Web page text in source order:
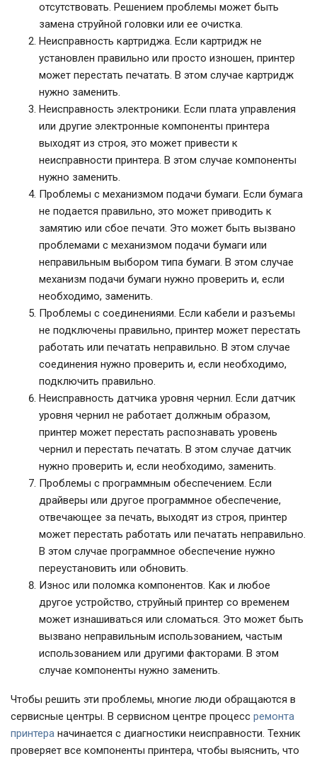
отсутствовать. Решением проблемы может быть
замена струйной головки или ее очистка.
Неисправность картриджа. Если картридж не
установлен правильно или просто изношен, принтер
может перестать печатать. В этом случае картридж
нужно заменить.
Неисправность электроники. Если плата управления
или другие электронные компоненты принтера
выходят из строя, это может привести к
неисправности принтера. В этом случае компоненты
нужно заменить.
Проблемы с механизмом подачи бумаги. Если бумага
не подается правильно, это может приводить к
замятию или сбое печати. Это может быть вызвано
проблемами с механизмом подачи бумаги или
неправильным выбором типа бумаги. В этом случае
механизм подачи бумаги нужно проверить и, если
необходимо, заменить.
Проблемы с соединениями. Если кабели и разъемы
не подключены правильно, принтер может перестать
работать или печатать неправильно. В этом случае
соединения нужно проверить и, если необходимо,
подключить правильно.
Неисправность датчика уровня чернил. Если датчик
уровня чернил не работает должным образом,
принтер может перестать распознавать уровень
чернил и перестать печатать. В этом случае датчик
нужно проверить и, если необходимо, заменить.
Проблемы с программным обеспечением. Если
драйверы или другое программное обеспечение,
отвечающее за печать, выходят из строя, принтер
может перестать работать или печатать неправильно.
В этом случае программное обеспечение нужно
переустановить или обновить.
Износ или поломка компонентов. Как и любое
другое устройство, струйный принтер со временем
может изнашиваться или сломаться. Это может быть
вызвано неправильным использованием, частым
использованием или другими факторами. В этом
случае компоненты нужно заменить.
Чтобы решить эти проблемы, многие люди обращаются в
сервисные центры. В сервисном центре процесс ремонта
принтера начинается с диагностики неисправности. Техник
проверяет все компоненты принтера, чтобы выяснить, что